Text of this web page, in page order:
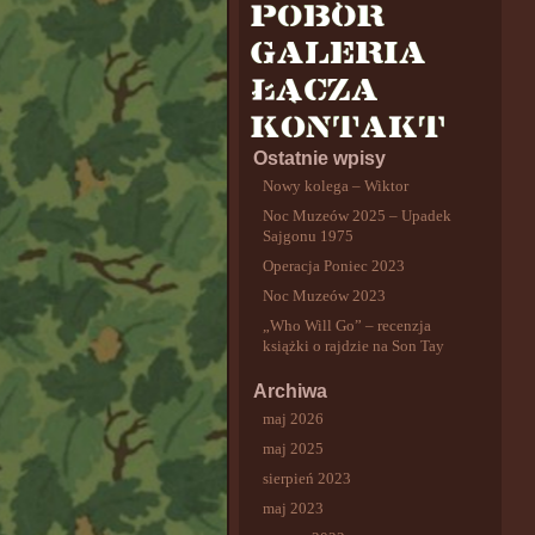
Ostatnie wpisy
Nowy kolega – Wiktor
Noc Muzeów 2025 – Upadek
Sajgonu 1975
Operacja Poniec 2023
Noc Muzeów 2023
„Who Will Go” – recenzja
książki o rajdzie na Son Tay
Archiwa
maj 2026
maj 2025
sierpień 2023
maj 2023